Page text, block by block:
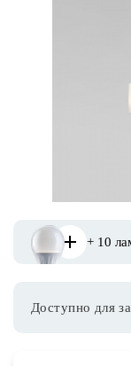
Трековые
Уличное
+ 10
Доступно для